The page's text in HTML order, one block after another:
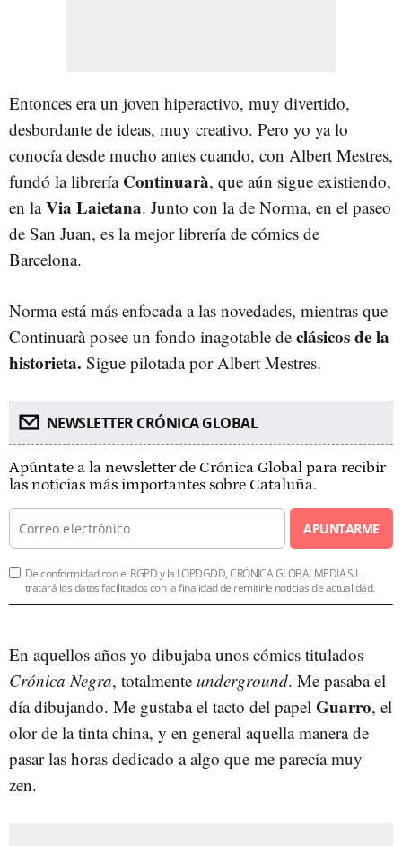
Entonces era un joven hiperactivo, muy divertido,
desbordante de ideas, muy creativo. Pero yo ya lo
conocía desde mucho antes cuando, con Albert Mestres,
fundó la librería Continuarà, que aún sigue existiendo,
en laVia Laietana. Junto con la de Norma, en el paseo
de San Juan, es la mejor librería de cómics de
Barcelona.
Norma está más enfocada a las novedades, mientras que
Continuarà posee un fondo inagotable de clásicos de la
historieta. Sigue pilotada por Albert Mestres.
NEWSLETTER CRÓNICA GLOBAL
Apúntate a la newsletter de Crónica Global para recibir
las noticias más importantes sobre Cataluña.
APUNTARME
De conformidad con el RGPD y la LOPDGDD, CRÓNICA GLOBALMEDIA S.L.
tratará los datos facilitados con la finalidad de remitirle noticias de actualidad.
En aquellos años yo dibujaba unos cómics titulados
Crónica Negra, totalmente underground. Me pasaba el
día dibujando. Me gustaba el tacto del papel Guarro, el
olor de la tinta china, y en general aquella manera de
pasar las horas dedicado a algo que me parecía muy
zen.